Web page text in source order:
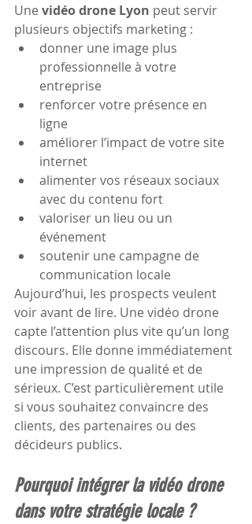
Une vidéo drone Lyon peut servir
plusieurs objectifs marketing :
donner une image plus
professionnelle à votre
entreprise
renforcer votre présence en
ligne
améliorer l’impact de votre site
internet
alimenter vos réseaux sociaux
avec du contenu fort
valoriser un lieu ou un
événement
soutenir une campagne de
communication locale
Aujourd’hui, les prospects veulent
voir avant de lire. Une vidéo drone
capte l’attention plus vite qu’un long
discours. Elle donne immédiatement
une impression de qualité et de
sérieux. C’est particulièrement utile
si vous souhaitez convaincre des
clients, des partenaires ou des
décideurs publics.
Pourquoi intégrer la vidéo drone
dans votre stratégie locale ?